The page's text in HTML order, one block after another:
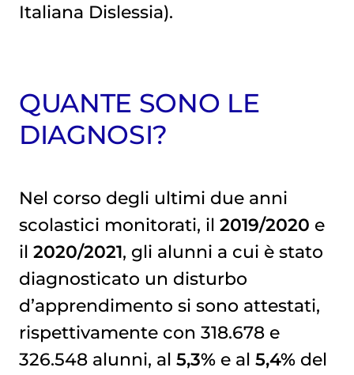
Italiana Dislessia).
QUANTE SONO LE
DIAGNOSI?
Nel corso degli ultimi due anni
scolastici monitorati, il 2019/2020 e
il 2020/2021, gli alunni a cui è stato
diagnosticato un disturbo
d’apprendimento si sono attestati,
rispettivamente con 318.678 e
326.548 alunni, al 5,3%e al 5,4%del